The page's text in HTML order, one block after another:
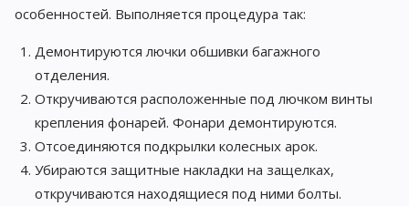
особенностей. Выполняется процедура так:
Демонтируются лючки обшивки багажного
отделения.
Откручиваются расположенные под лючком винты
крепления фонарей. Фонари демонтируются.
Отсоединяются подкрылки колесных арок.
Убираются защитные накладки на защелках,
откручиваются находящиеся под ними болты.